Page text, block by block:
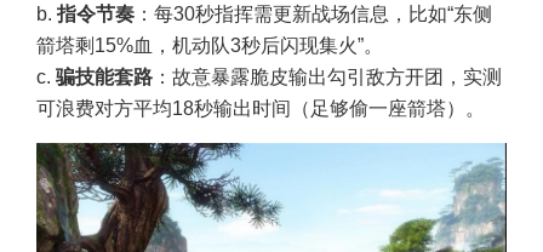
b. 指令节奏 ：每30秒指挥需更新战场信息，比如“东侧
箭塔剩15%血，机动队3秒后闪现集火”。
c. 骗技能套路 ：故意暴露脆皮输出勾引敌方开团，实测
可浪费对方平均18秒输出时间（足够偷一座箭塔）。